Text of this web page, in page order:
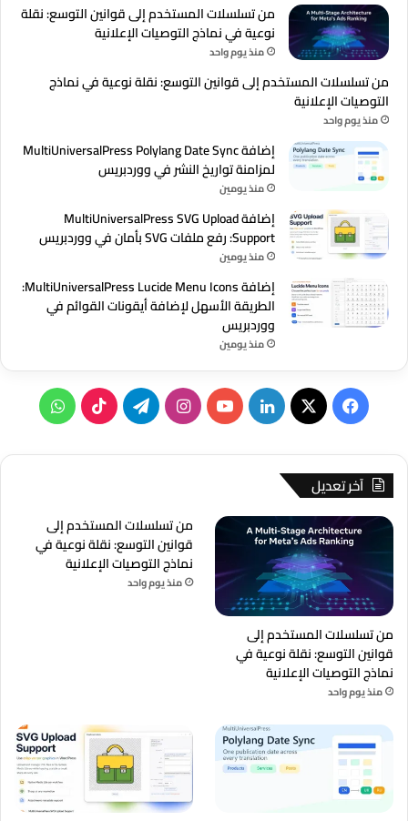
من تسلسلات المستخدم إلى قوانين التوسع: نقلة
نوعية في نماذج التوصيات الإعلانية
منذ يوم واحد
من تسلسلات المستخدم إلى قوانين التوسع: نقلة نوعية في نماذج
التوصيات الإعلانية
منذ يوم واحد
إضافة MultiUniversalPress Polylang Date Sync
لمزامنة تواريخ النشر في ووردبريس
منذ يومين
إضافة MultiUniversalPress SVG Upload
Support: رفع ملفات SVG بأمان في ووردبريس
منذ يومين
إضافة MultiUniversalPress Lucide Menu Icons:
الطريقة الأسهل لإضافة أيقونات القوائم في
ووردبريس
منذ يومين
فيسبوك
‫X لينكدإن‫YouTubeانستقرامتيلقرام‫TikTok
آخر تعديل
من تسلسلات المستخدم إلى
قوانين التوسع: نقلة نوعية في
نماذج التوصيات الإعلانية
منذ يوم واحد
من تسلسلات المستخدم إلى
قوانين التوسع: نقلة نوعية في
نماذج التوصيات الإعلانية
منذ يوم واحد